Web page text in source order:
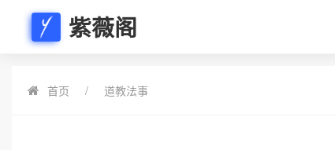
紫薇阁
首页 道教法事